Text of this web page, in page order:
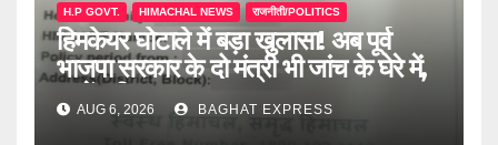
H.P GOVT. HIMACHAL NEWS राजनीती/POLITICS
हिमकेयर घोटाले में बड़ा खुलासा! अब पूर्व
भाजपा सरकार के दो मंत्री भी जांच के घेरे में,
जानें पूरी खबर
AUG 6, 2026 BAGHAT EXPRESS